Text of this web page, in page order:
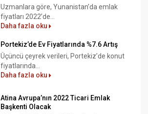
Uzmanlara göre, Yunanistan’da emlak
fiyatları 2022’de...
Daha fazla oku
Portekiz’de Ev Fiyatlarında %7.6 Artış
Üçüncü çeyrek verileri, Portekiz’de konut
fiyatlarında...
Daha fazla oku
Atina Avrupa’nın 2022 Ticari Emlak
Başkenti Olacak